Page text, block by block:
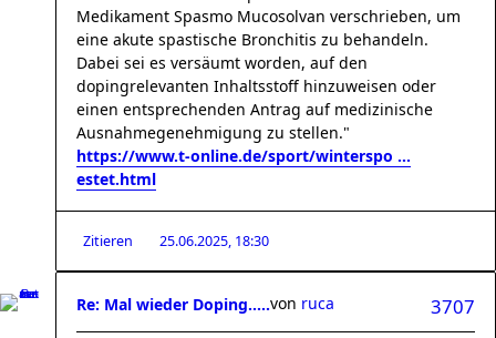
Medikament Spasmo Mucosolvan verschrieben, um
eine akute spastische Bronchitis zu behandeln.
Dabei sei es versäumt worden, auf den
dopingrelevanten Inhaltsstoff hinzuweisen oder
einen entsprechenden Antrag auf medizinische
Ausnahmegenehmigung zu stellen."
https://www.t-online.de/sport/winterspo ...
estet.html
Zitieren 25.06.2025, 18:30
Re: Mal wieder Doping..... 3707
von ruca